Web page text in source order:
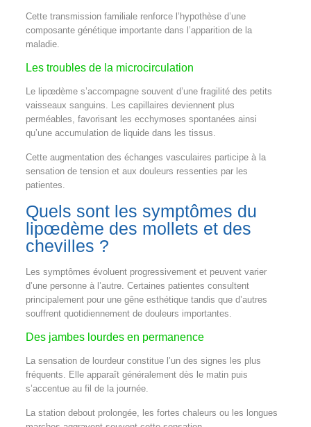
Cette transmission familiale renforce l’hypothèse d’une
composante génétique importante dans l’apparition de la
maladie.
Les troubles de la microcirculation
Le lipœdème s’accompagne souvent d’une fragilité des petits
vaisseaux sanguins. Les capillaires deviennent plus
perméables, favorisant les ecchymoses spontanées ainsi
qu’une accumulation de liquide dans les tissus.
Cette augmentation des échanges vasculaires participe à la
sensation de tension et aux douleurs ressenties par les
patientes.
Quels sont les symptômes du
lipœdème des mollets et des
chevilles ?
Les symptômes évoluent progressivement et peuvent varier
d’une personne à l’autre. Certaines patientes consultent
principalement pour une gêne esthétique tandis que d’autres
souffrent quotidiennement de douleurs importantes.
Des jambes lourdes en permanence
La sensation de lourdeur constitue l’un des signes les plus
fréquents. Elle apparaît généralement dès le matin puis
s’accentue au fil de la journée.
La station debout prolongée, les fortes chaleurs ou les longues